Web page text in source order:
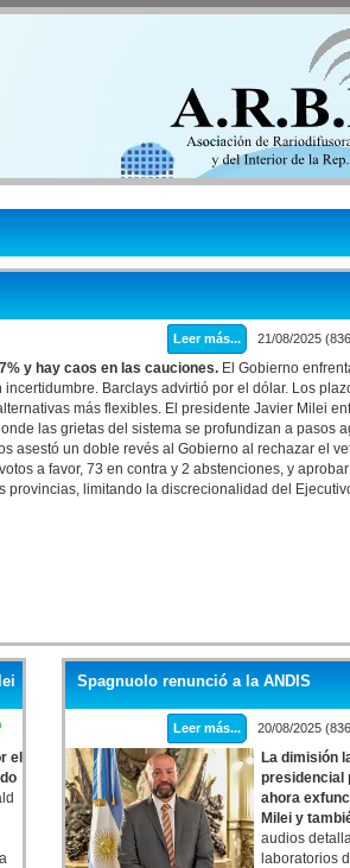
Leer más... 21/08/2025
y hay caos en las cauciones. El Gobierno
incertidumbre. Barclays advirtió por el dólar. Los
más flexibles. El presidente Javier Milei
las grietas del sistema se profundizan a pasos
asestó un doble revés al Gobierno al rechazar el
a favor, 73 en contra y 2 abstenciones, y
provincias, limitando la discrecionalidad del
el
Spagnuolo renunció a la ANDIS
Leer más... 20/08/2025
La dimisión
presidencial
ahora
Milei y
audios
laboratorios